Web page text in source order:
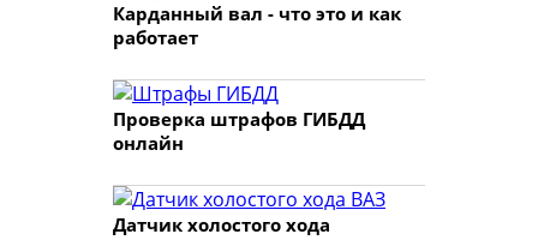
Карданный вал - что это и как
работает
Проверка штрафов ГИБДД
онлайн
Датчик холостого хода